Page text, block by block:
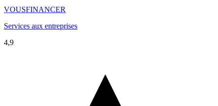
VOUSFINANCER
Services aux entreprises
4,9